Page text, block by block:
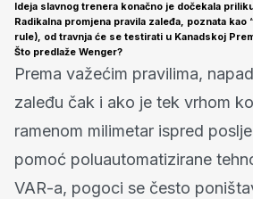
Ideja slavnog trenera konačno je dočekala
Radikalna promjena pravila zaleđa, poznata kao
rule), od travnja će se testirati u Kanadskoj
Što predlaže Wenger?
Prema važećim pravilima,
zaleđu čak i ako je tek vrhom
ramenom milimetar ispred
pomoć poluautomatizirane
VAR-a, pogoci se često